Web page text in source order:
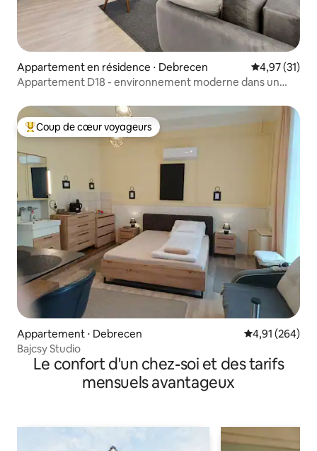
Appartement en résidence ⋅ Debrecen Évaluation
4,97 (31)
Appartement D18 - environnement moderne dans un
Coups de cœur voyageurs les plus appréciés
Coup de cœur voyageurs
Appartement ⋅ Debrecen Évaluation
4,91 (264)
Bajcsy Studio
Le confort d'un chez-soi et des tarifs
mensuels avantageux